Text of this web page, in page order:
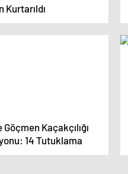
Kurtarıldı
Göçmen Kaçakçılığı
14 Tutuklama